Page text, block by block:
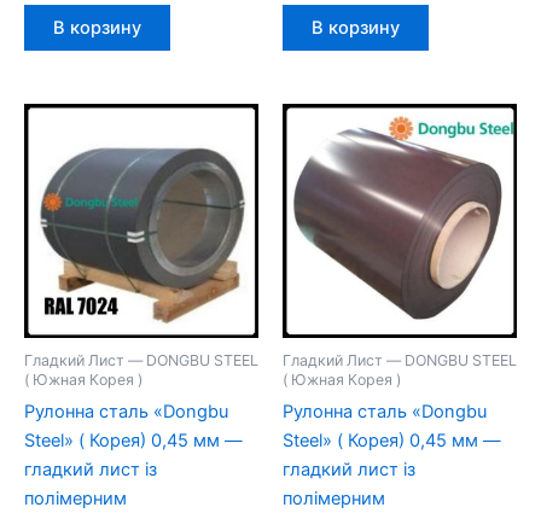
В корзину В корзину
Гладкий Лист — DONGBU STEEL
( Южная Корея )
Рулонна сталь «Dongbu
Steel» ( Корея) 0,45 мм —
гладкий лист із
полімерним
Гладкий Лист — DONGBU STEEL
( Южная Корея )
Рулонна сталь «Dongbu
Steel» ( Корея) 0,45 мм —
гладкий лист із
полімерним